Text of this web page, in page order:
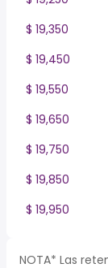
$ 19,350
$ 19,450
$ 19,550
$ 19,650
$ 19,750
$ 19,850
$ 19,950
NOTA* Las